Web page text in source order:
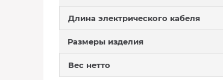
Длина электрического кабеля
Размеры изделия
Вес нетто